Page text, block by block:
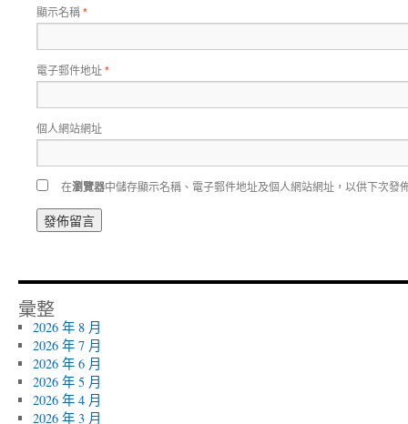
顯示名稱*
電子郵件地址*
個人網站網址
在瀏覽器中儲存顯示名稱、電子郵件地址及個人網站網址，以供下次發
彙整
2026 年 8 月
2026 年 7 月
2026 年 6 月
2026 年 5 月
2026 年 4 月
2026 年 3 月